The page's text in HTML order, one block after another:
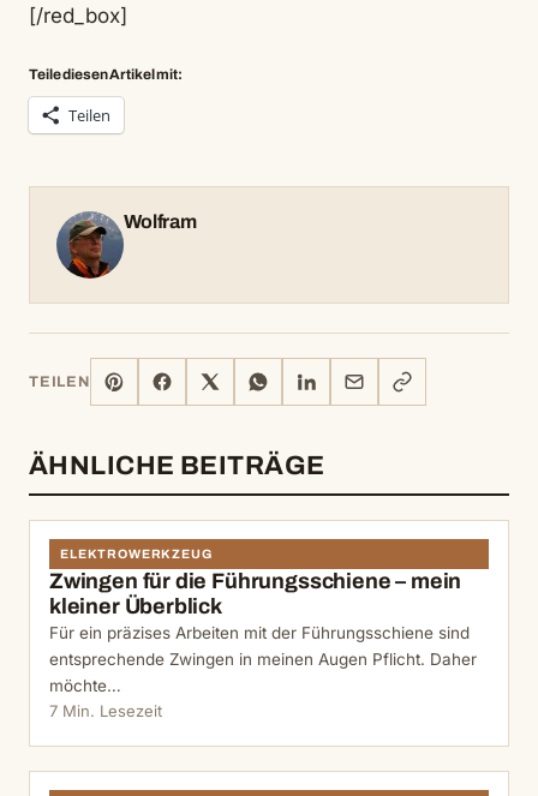
[/red_box]
Teile diesen Artikel mit:
Teilen
Wolfram
TEILEN
PINTERESTFACEBOOK WHATSAPPLINKEDIN
MAIL
LINK
KOPIEREN
ÄHNLICHE BEITRÄGE
ELEKTROWERKZEUG
Zwingen für die Führungsschiene – mein
kleiner Überblick
Für ein präzises Arbeiten mit der Führungsschiene sind
entsprechende Zwingen in meinen Augen Pflicht. Daher
möchte…
7 Min. Lesezeit